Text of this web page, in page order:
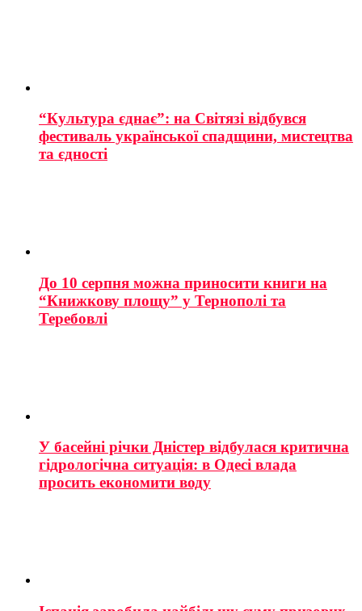
“Культура єднає”: на Світязі відбувся
фестиваль української спадщини, мистецтва
та єдності
До 10 серпня можна приносити книги на
“Книжкову площу” у Тернополі та
Теребовлі
У басейні річки Дністер відбулася критична
гідрологічна ситуація: в Одесі влада
просить економити воду